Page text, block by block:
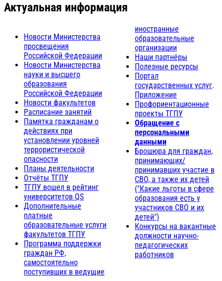
Актуальная информация
Новости Министерства
просвещения
Российской Федерации
Новости Министерства
науки и высшего
образования
Российской Федерации
Новости факультетов
Расписание занятий
Памятка гражданам о
действиях при
установлении уровней
террористической
опасности
Планы деятельности
Отчёты ТГПУ
ТГПУ вошел в рейтинг
университетов QS
Дополнительные
платные
образовательные услуги
факультетов ТГПУ
Программа поддержки
граждан РФ,
самостоятельно
поступивших в ведущие
иностранные
образовательные
организации
Наши партнёры
Полезные ресурсы
Портал
государственных услуг.
Приложение
Профориентационные
проекты ТГПУ
Обращение с
персональными
данными
Брошюра для граждан,
принимающих/
принимавших участие в
СВО, а также их детей
("Какие льготы в сфере
образования есть у
участников СВО и их
детей")
Конкурсы на вакантные
должности научно-
педагогических
работников